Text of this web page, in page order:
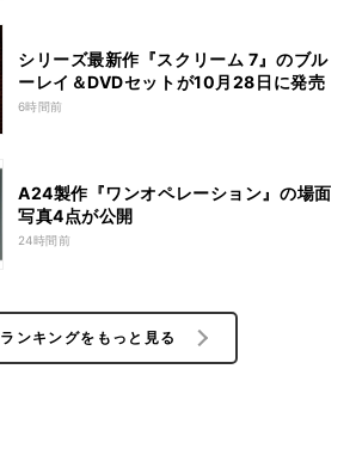
シリーズ最新作『スクリーム 7』のブル
ーレイ＆DVDセットが10月28日に発売
6時間前
A24製作『ワンオペレーション』の場面
写真4点が公開
24時間前
ランキングをもっと見る